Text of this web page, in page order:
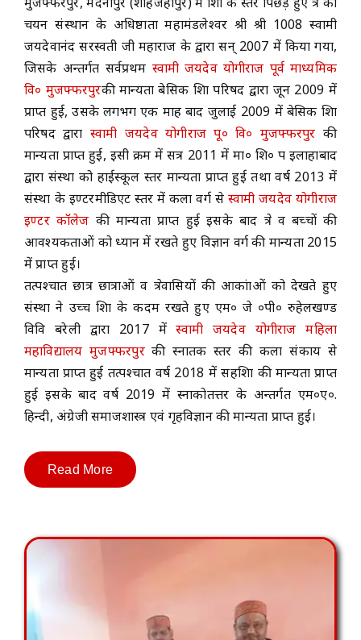
ACADEMICS
NEWS & EVENT
Important Documents
Gallery
Contact Us
चयन संस्थान के अधिष्ठाता महामंडलेश्वर श्री श्री 1008 स्वामी
जयदेवानंद सरस्वती जी महाराज के द्वारा सन् 2007 में किया गया,
जिसके अन्तर्गत सर्वप्रथम स्वामी जयदेव योगीराज पूर्व माध्यमिक
वि० मुजफ्फरपुरकी मान्यता बेसिक शिक्षा परिषद द्वारा जून 2009 में
प्राप्त हुई, उसके लगभग एक माह बाद जुलाई 2009 में बेसिक शिक्षा
परिषद द्वारा स्वामी जयदेव योगीराज पू० वि० मुजफ्फरपुर की
मान्यता प्राप्त हुई, इसी क्रम में सत्र 2011 में मा० शि० प इलाहाबाद
द्वारा संस्था को हाईस्कूल स्तर मान्यता प्राप्त हुई तथा वर्ष 2013 में
संस्था के इण्टरमीडिएट स्तर में कला वर्ग से स्वामी जयदेव योगीराज
इण्टर कॉलेज की मान्यता प्राप्त हुई इसके बाद क्षेत्र व बच्चों की
आवश्यकताओं को ध्यान में रखते हुए विज्ञान वर्ग की मान्यता 2015
में प्राप्त हुई।
तत्पश्चात छात्र छात्राओं व क्षेत्रवासियों की आकांक्षाओं को देखते हुए
संस्था ने उच्च शिक्षा के कदम रखते हुए एम० जे ०पी० रुहेलखण्ड
विवि बरेली द्वारा 2017 मेंस्वामी जयदेव योगीराज महिला
महाविद्यालय मुजफ्फरपुरकी स्नातक स्तर की कला संकाय से
मान्यता प्राप्त हुई तत्पश्चात वर्ष 2018 में सहशिक्षा की मान्यता प्राप्त
हुई इसके बाद वर्ष 2019 में स्नाकोतत्तर के अन्तर्गत एम०ए०.
हिन्दी, अंग्रेजी समाजशास्त्र एवं गृहविज्ञान की मान्यता प्राप्त हुई।
Read More